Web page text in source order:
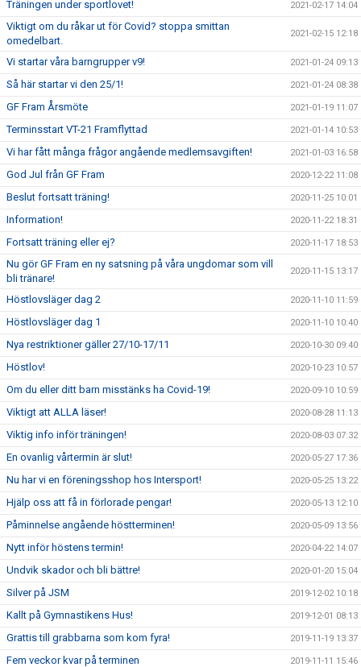
Träningen under sportlovet! 2021-02-17 14:04
Viktigt om du råkar ut för Covid? stoppa smittan
omedelbart.
2021-02-15 12:18
Vi startar våra barngrupper v9! 2021-01-24 09:13
Så här startar vi den 25/1! 2021-01-24 08:38
GF Fram Årsmöte 2021-01-19 11:07
Terminsstart VT-21 Framflyttad 2021-01-14 10:53
Vi har fått många frågor angående medlemsavgiften! 2021-01-03 16:58
God Jul från GF Fram 2020-12-22 11:08
Beslut fortsatt träning! 2020-11-25 10:01
Information! 2020-11-22 18:31
Fortsatt träning eller ej? 2020-11-17 18:53
Nu gör GF Fram en ny satsning på våra ungdomar som vill
bli tränare!
2020-11-15 13:17
Höstlovsläger dag 2 2020-11-10 11:59
Höstlovsläger dag 1 2020-11-10 10:40
Nya restriktioner gäller 27/10-17/11 2020-10-30 09:40
Höstlov! 2020-10-23 10:57
Om du eller ditt barn misstänks ha Covid-19! 2020-09-10 10:59
Viktigt att ALLA läser! 2020-08-28 11:13
Viktig info inför träningen! 2020-08-03 07:32
En ovanlig vårtermin är slut! 2020-05-27 17:36
Nu har vi en föreningsshop hos Intersport! 2020-05-25 13:22
Hjälp oss att få in förlorade pengar! 2020-05-13 12:10
Påminnelse angående höstterminen! 2020-05-09 13:56
Nytt inför höstens termin! 2020-04-22 14:07
Undvik skador och bli bättre! 2020-01-20 15:04
Silver på JSM 2019-12-02 10:18
Kallt på Gymnastikens Hus! 2019-12-01 08:13
Grattis till grabbarna som kom fyra! 2019-11-19 13:37
Fem veckor kvar på terminen 2019-11-11 15:46